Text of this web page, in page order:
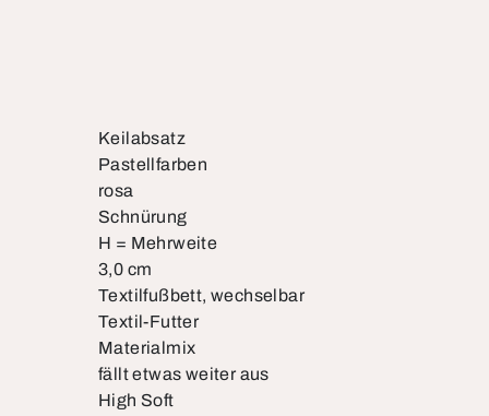
Keilabsatz
Pastellfarben
rosa
Schnürung
H = Mehrweite
3,0 cm
Textilfußbett, wechselbar
Textil-Futter
Materialmix
fällt etwas weiter aus
High Soft